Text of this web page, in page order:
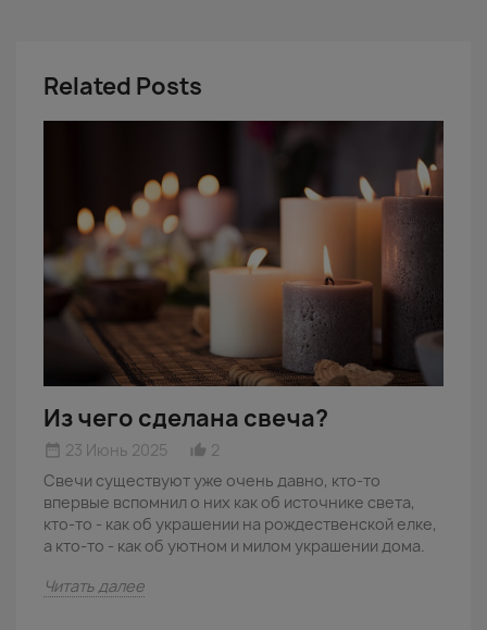
Related Posts
Из чего сделана свеча?
date_range 23 Июнь 2025 thumb_up_alt 2
Свечи существуют уже очень давно, кто-то
впервые вспомнил о них как об источнике света,
кто-то - как об украшении на рождественской елке,
а кто-то - как об уютном и милом украшении дома.
Читать далее